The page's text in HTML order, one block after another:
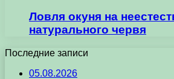
Ловля окуня на
натурального червя
Последние записи
05.08.2026